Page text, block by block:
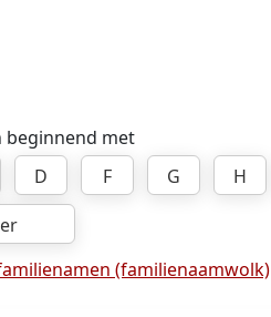
beginnend met
D F G H
(familienaamwolk)